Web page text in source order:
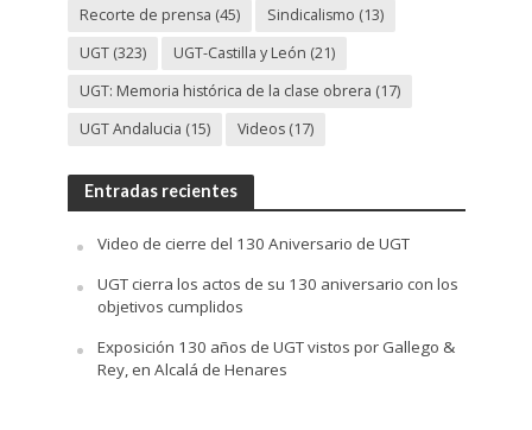
Recorte de prensa (45) Sindicalismo (13)
UGT(323) UGT-Castilla y León (21)
UGT: Memoria histórica de la clase obrera (17)
UGT Andalucia (15) Videos(17)
Entradas recientes
Video de cierre del 130 Aniversario de UGT
UGT cierra los actos de su 130 aniversario con los
objetivos cumplidos
Exposición 130 años de UGT vistos por Gallego &
Rey, en Alcalá de Henares